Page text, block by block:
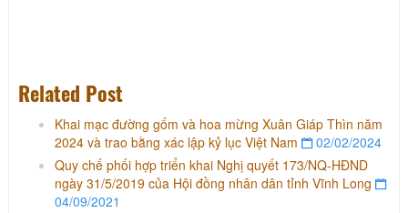
Related Post
Khai mạc đường gốm và hoa mừng Xuân Giáp Thìn năm
2024 và trao bằng xác lập kỷ lục Việt Nam
02/02/2024
Quy chế phối hợp triển khai Nghị quyết 173/NQ-HĐND
ngày 31/5/2019 của Hội đồng nhân dân tỉnh Vĩnh Long
04/09/2021